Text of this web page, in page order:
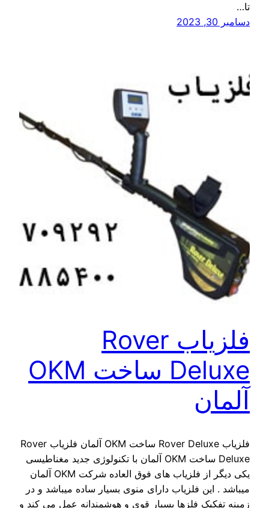
تا…
دسامبر 30, 2023
فلزیاب Rover
Deluxe ساخت OKM
آلمان
فلزیاب Rover Deluxe ساخت OKM آلمان فلزیاب Rover
Deluxe ساخت OKM آلمان با تکنولوژی جدید مغناطیسی
یکی دیگر از فلزیاب ھای فوق العاده شرکت OKM آلمان
میباشد . این فلزیاب دارای منوی بسیار ساده میباشد و در
زمینه تفکیک فلزھا بسیار قوی و ھوشمندانه عمل می کند و